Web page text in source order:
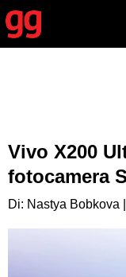
Vivo X200
fotocamera
Di: Nastya Bobkova